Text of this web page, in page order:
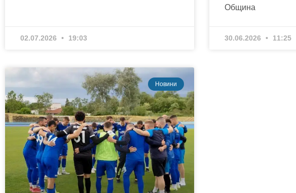
02.07.2026 19:03
Община
30.06.2026 11:25
Новини